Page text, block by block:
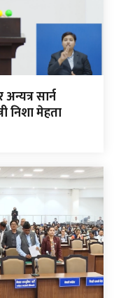
सार्न
निशा मेहता